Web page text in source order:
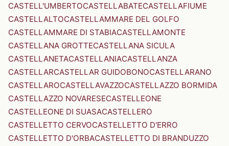
CASTELL'UMBERTOCASTELLABATECASTELLAFIUME
CASTELLALTOCASTELLAMMARE DEL GOLFO
CASTELLAMMARE DI STABIACASTELLAMONTE
CASTELLANA GROTTECASTELLANA SICULA
CASTELLANETACASTELLANIACASTELLANZA
CASTELLARCASTELLAR GUIDOBONOCASTELLARANO
CASTELLAROCASTELLAVAZZOCASTELLAZZO BORMIDA
CASTELLAZZO NOVARESECASTELLEONE
CASTELLEONE DI SUASACASTELLERO
CASTELLETTO CERVOCASTELLETTO D'ERRO
CASTELLETTO D'ORBACASTELLETTO DI BRANDUZZO